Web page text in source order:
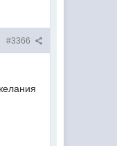
#3366